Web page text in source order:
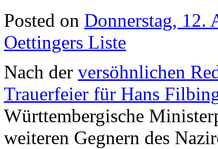
Posted on Donnerstag, 12.
Oettingers Liste
Nach der versöhnlichen
Trauerfeier für Hans
Württembergische
weiteren Gegnern des